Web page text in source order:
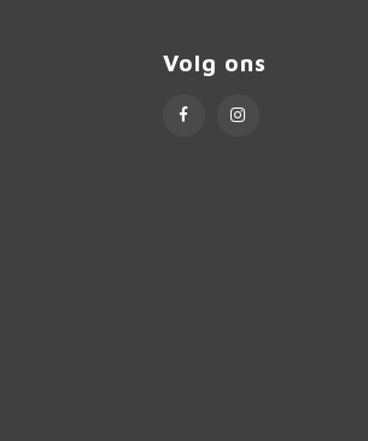
Volg ons